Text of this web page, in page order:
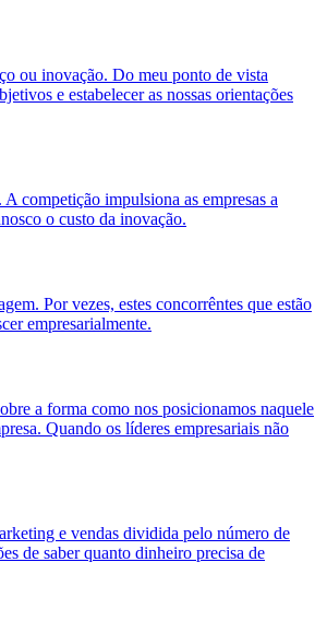
ou inovação. Do meu ponto de vista
e estabelecer as nossas orientações
competição impulsiona as empresas a
o custo da inovação.
Por vezes, estes concorrêntes que estão
empresarialmente.
a forma como nos posicionamos naquele
Quando os líderes empresariais não
e vendas dividida pelo número de
de saber quanto dinheiro precisa de